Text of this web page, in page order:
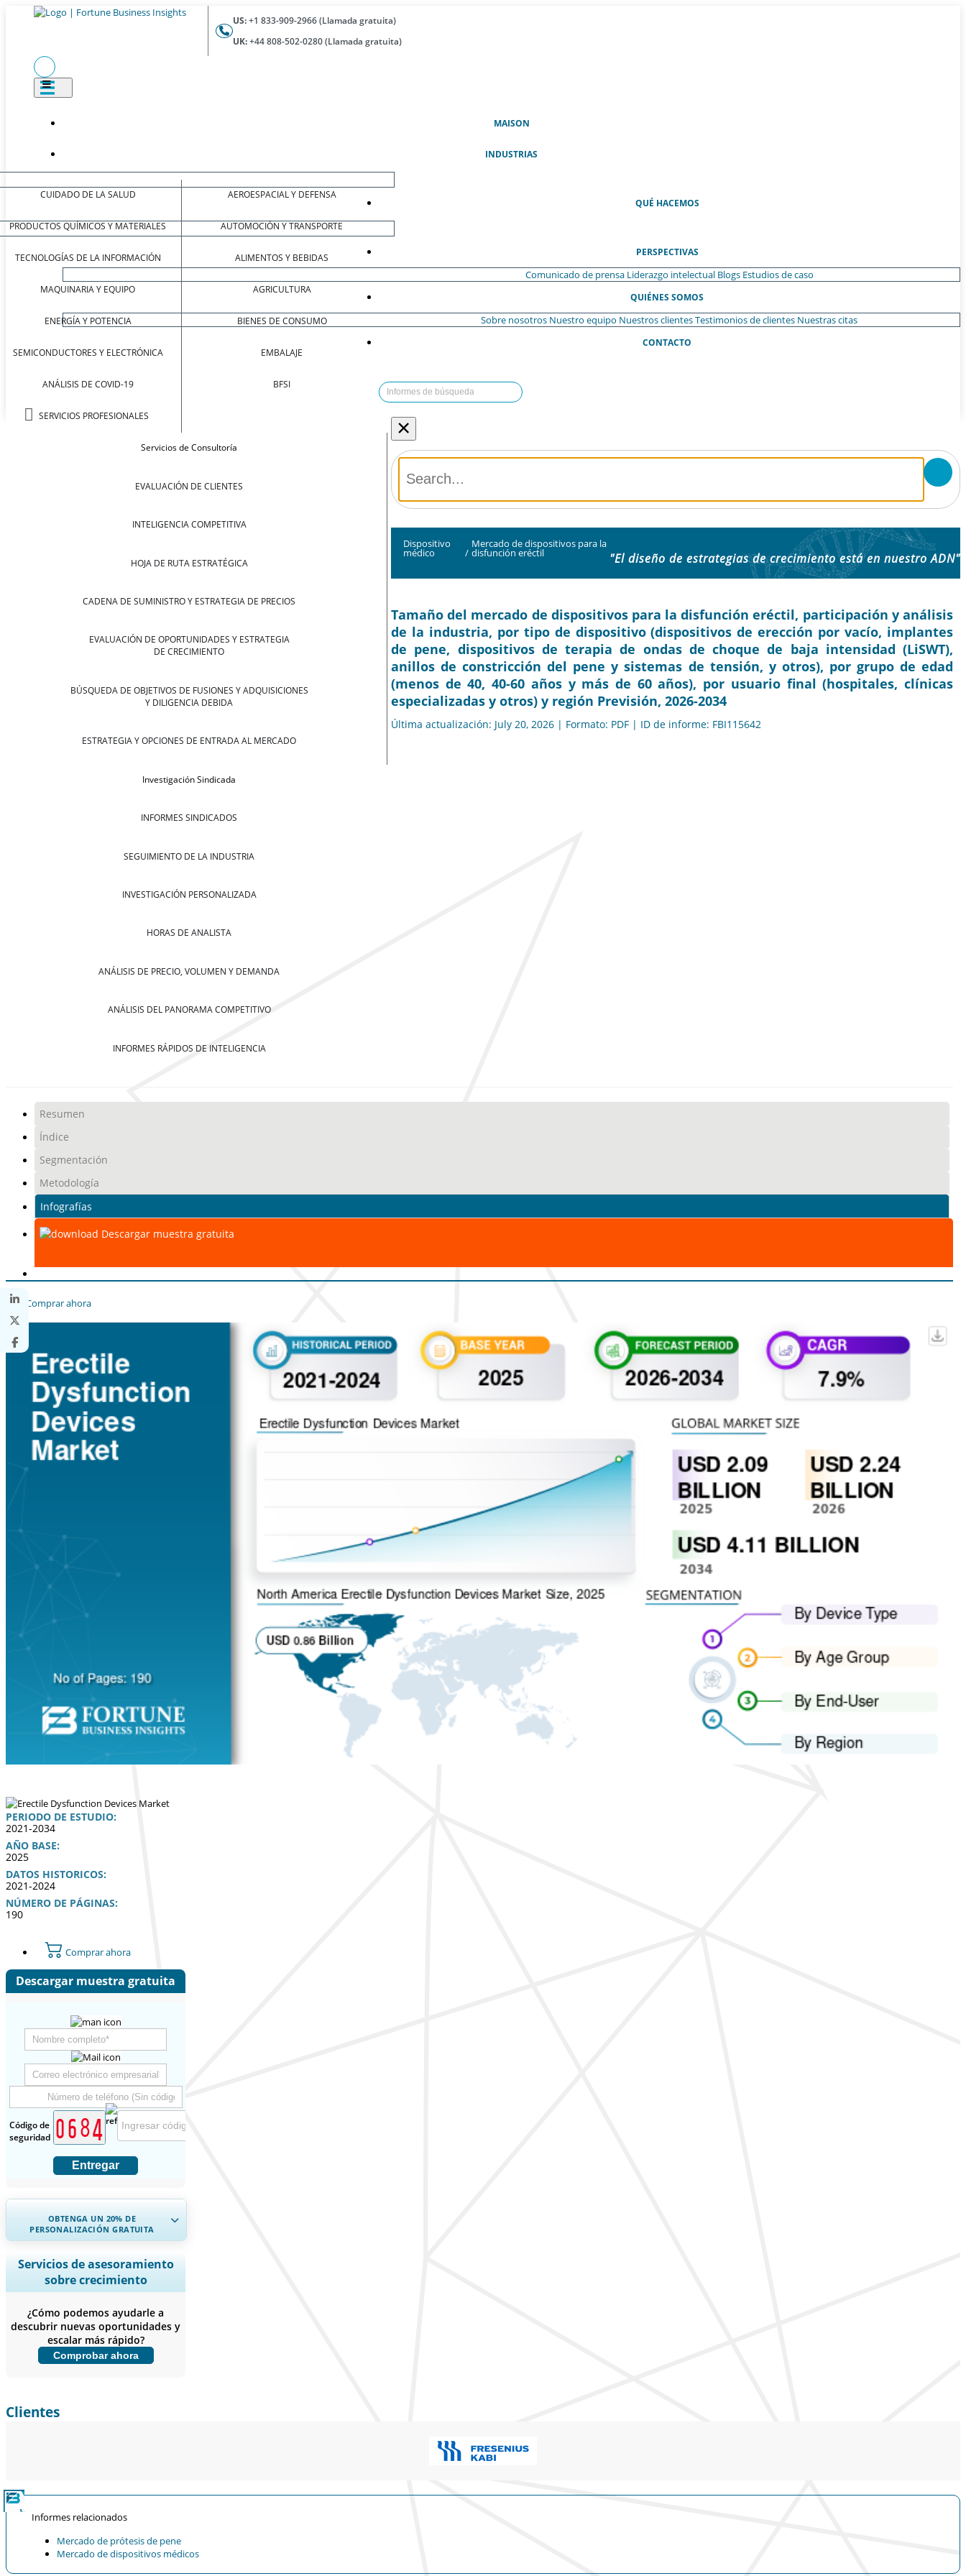
US:+1 833-909-2966 (Llamada gratuita)
UK:+44 808-502-0280 (Llamada gratuita)
MAISON(ACTUAL)
INDUSTRIAS
CUIDADO DE LA SALUD
PRODUCTOS QUÍMICOS Y MATERIALES
TECNOLOGÍAS DE LA INFORMACIÓN
MAQUINARIA Y EQUIPO
ENERGÍA Y POTENCIA
SEMICONDUCTORES Y ELECTRÓNICA
ANÁLISIS DE COVID-19
SERVICIOS PROFESIONALES
AEROESPACIAL Y DEFENSA
AUTOMOCIÓN Y TRANSPORTE
ALIMENTOS Y BEBIDAS
AGRICULTURA
BIENES DE CONSUMO
EMBALAJE
BFSI
QUÉ HACEMOS
Servicios de Consultoría
EVALUACIÓN DE CLIENTES
INTELIGENCIA COMPETITIVA
HOJA DE RUTA ESTRATÉGICA
CADENA DE SUMINISTRO Y ESTRATEGIA DE PRECIOS
EVALUACIÓN DE OPORTUNIDADES Y ESTRATEGIA
DE CRECIMIENTO
BÚSQUEDA DE OBJETIVOS DE FUSIONES Y ADQUISICIONES
Y DILIGENCIA DEBIDA
ESTRATEGIA Y OPCIONES DE ENTRADA AL MERCADO
Investigación Sindicada
INFORMES SINDICADOS
SEGUIMIENTO DE LA INDUSTRIA
INVESTIGACIÓN PERSONALIZADA
HORAS DE ANALISTA
ANÁLISIS DE PRECIO, VOLUMEN Y DEMANDA
ANÁLISIS DEL PANORAMA COMPETITIVO
INFORMES RÁPIDOS DE INTELIGENCIA
PERSPECTIVAS
Comunicado de prensa Liderazgo intelectual Blogs Estudios de caso
QUIÉNES SOMOS
Sobre nosotros Nuestro equipo Nuestros clientesTestimonios de clientes Nuestras citas
CONTACTO
×
Dispositivo
médico /
Mercado de dispositivos para la
disfunción eréctil "El diseño de estrategias de crecimiento está en nuestro ADN"
Tamaño del mercado de dispositivos para la disfunción eréctil, participación y análisis
de la industria, por tipo de dispositivo (dispositivos de erección por vacío, implantes
de pene, dispositivos de terapia de ondas de choque de baja intensidad (LiSWT),
anillos de constricción del pene y sistemas de tensión, y otros), por grupo de edad
(menos de 40, 40-60 años y más de 60 años), por usuario final (hospitales, clínicas
especializadas y otros) y región Previsión, 2026-2034
Última actualización: July 20, 2026 | Formato: PDF | ID de informe: FBI115642
Resumen
Índice
Segmentación
Metodología
Infografías
Descargar muestra gratuita
Comprar ahora
PERIODO DE ESTUDIO:
2021-2034
AÑO BASE:
2025
DATOS HISTORICOS:
2021-2024
NÚMERO DE PÁGINAS:
190
Comprar ahora
Descargar muestra gratuita
Código de
seguridad
Entregar
OBTENGA UN 20% DE
PERSONALIZACIÓN GRATUITA
Ampliar la cobertura regional y por
país, Análisis de segmentos, Perfiles
de empresas, Benchmarking
usuario final.
Personalizar ahora
Servicios de asesoramiento
sobre crecimiento
¿Cómo podemos ayudarle a
descubrir nuevas oportunidades y
escalar más rápido?
Comprobar ahora
Clientes
Informes relacionados
Mercado de prótesis de pene
Mercado de dispositivos médicos